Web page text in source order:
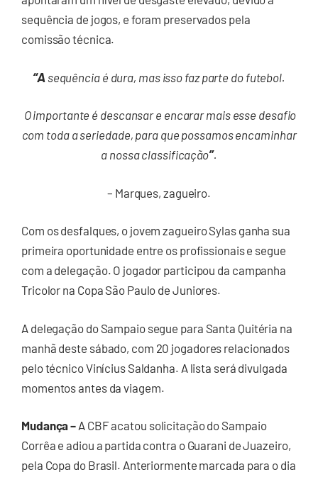
sequência de jogos, e foram preservados pela
comissão técnica.
“A sequência é dura, mas isso faz parte do futebol.
O importante é descansar e encarar mais esse desafio
com toda a seriedade, para que possamos encaminhar
a nossa classificação”.
– Marques, zagueiro.
Com os desfalques, o jovem zagueiro Sylas ganha sua
primeira oportunidade entre os profissionais e segue
com a delegação. O jogador participou da campanha
Tricolor na Copa São Paulo de Juniores.
A delegação do Sampaio segue para Santa Quitéria na
manhã deste sábado, com 20 jogadores relacionados
pelo técnico Vinícius Saldanha. A lista será divulgada
momentos antes da viagem.
Mudança – A CBF acatou solicitação do Sampaio
Corrêa e adiou a partida contra o Guarani de Juazeiro,
pela Copa do Brasil. Anteriormente marcada para o dia